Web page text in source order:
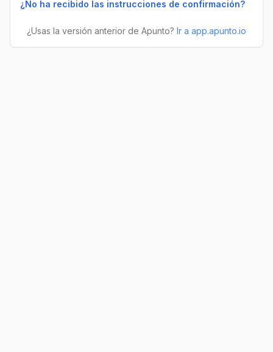
¿No ha recibido las instrucciones de confirmación?
¿Usas la versión anterior de Apunto? Ir a app.apunto.io